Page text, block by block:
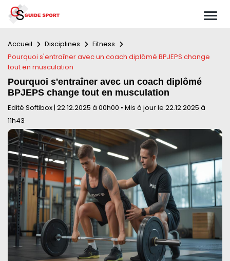
Accueil Disciplines
Fitness
Pourquoi s'entraîner avec un coach diplômé BPJEPS change
tout en musculation
Pourquoi s'entraîner avec un coach diplômé
BPJEPS change tout en musculation
Edité Softibox| 22.12.2025 à 00h00 • Mis à jour le 22.12.2025 à
11h43